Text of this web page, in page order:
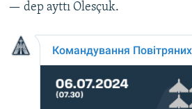
— dep ayttı Olesçuk.